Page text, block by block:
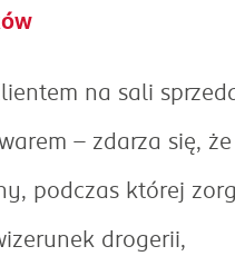
na sali
- zdarza się,
podczas której
drogerii,